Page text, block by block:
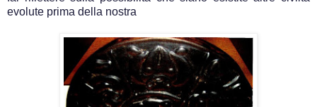
evolute prima della nostra